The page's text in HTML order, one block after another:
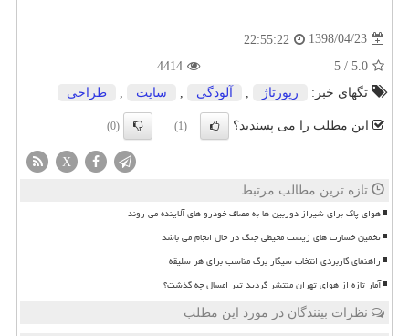
1398/04/23
22:55:22
5.0
/
5
4414
تگهای خبر:
رپورتاژ آلودگی سایت طراحی
این مطلب را می پسندید؟ (1)
(0)
X
تازه ترین مطالب مرتبط
هوای پاک برای شیراز دوربین ها به مصاف خودرو های آلاینده می روند
تخمین خسارت های زیست محیطی جنگ در حال انجام می باشد
راهنمای کاربردی انتخاب سیگار برگ مناسب برای هر سلیقه
آمار تازه از هوای تهران منتشر گردید تیر امسال چه گذشت؟
نظرات بینندگان در مورد این مطلب